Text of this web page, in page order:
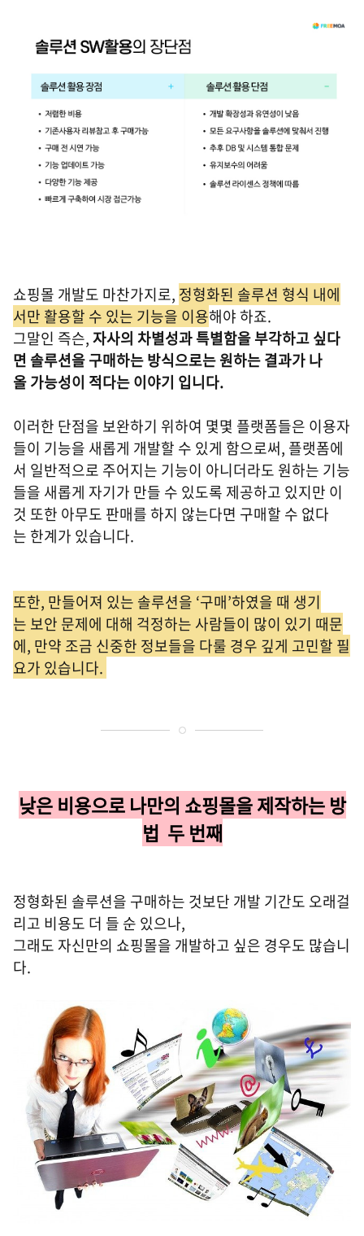
쇼핑몰 개발도 마찬가지로, 정형화된 솔루션 형식 내에
서만 활용할 수 있는 기능을 이용해야 하죠.
그말인 즉슨,자사의 차별성과 특별함을 부각하고 싶다
면 솔루션을 구매하는 방식으로는 원하는 결과가 나
올 가능성이 적다는 이야기 입니다.
이러한 단점을 보완하기 위하여 몇몇 플랫폼들은 이용자
들이 기능을 새롭게 개발할 수 있게 함으로써, 플랫폼에
서 일반적으로 주어지는 기능이 아니더라도 원하는 기능
들을 새롭게 자기가 만들 수 있도록 제공하고 있지만 이
것 또한 아무도 판매를 하지 않는다면 구매할 수 없다
는 한계가 있습니다.
또한, 만들어져 있는 솔루션을 ‘구매’하였을 때 생기
는 보안 문제에 대해 걱정하는 사람들이 많이 있기 때문
에, 만약 조금 신중한 정보들을 다룰 경우 깊게 고민할 필
요가 있습니다.
낮은 비용으로 나만의 쇼핑몰을제작하는 방
법 두 번째
정형화된 솔루션을 구매하는 것보단 개발 기간도 오래걸
리고 비용도 더 들 순 있으나,
그래도 자신만의 쇼핑몰을 개발하고 싶은 경우도 많습니
다.